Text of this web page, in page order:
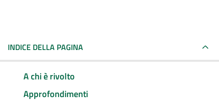
INDICE DELLA PAGINA
A chi è rivolto
Approfondimenti